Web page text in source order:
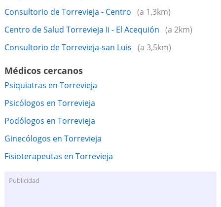
Consultorio de Torrevieja - Centro (a 1,3km)
Centro de Salud Torrevieja Ii - El Acequión (a 2km)
Consultorio de Torrevieja-san Luis (a 3,5km)
Médicos cercanos
Psiquiatras en Torrevieja
Psicólogos en Torrevieja
Podólogos en Torrevieja
Ginecólogos en Torrevieja
Fisioterapeutas en Torrevieja
Publicidad